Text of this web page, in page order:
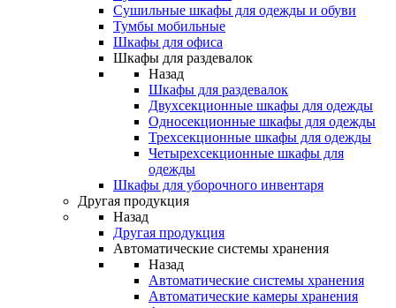
Сушильные шкафы для одежды и обуви
Тумбы мобильные
Шкафы для офиса
Шкафы для раздевалок
Назад
Шкафы для раздевалок
Двухсекционные шкафы для одежды
Односекционные шкафы для одежды
Трехсекционные шкафы для одежды
Четырехсекционные шкафы для
одежды
Шкафы для уборочного инвентаря
Другая продукция
Назад
Другая продукция
Автоматические системы хранения
Назад
Автоматические системы хранения
Автоматические камеры хранения